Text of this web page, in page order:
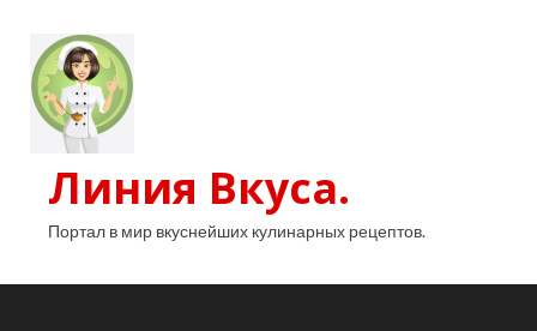
Линия Вкуса.
Портал в мир вкуснейших кулинарных рецептов.